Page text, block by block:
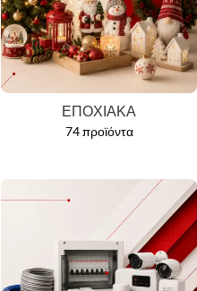
ΕΠΟΧΙΑΚΑ
74 προϊόντα